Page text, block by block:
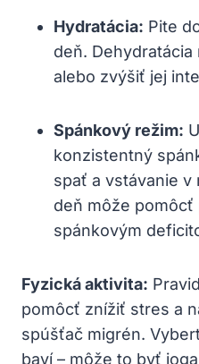
Hydratácia: Pite
deň.
alebo⁤ zvýšiť jej
Spánkový‍ režim:
konzistentný
spať a vstávanie v
deň môže
spánkovým⁢
Fyzická​ aktivita:
pomôcť znížiť stres ⁤a
spúšťač ⁣migrén.
baví – môže to byť